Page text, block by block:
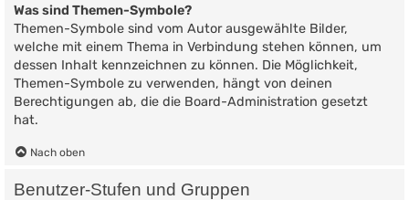
Was sind Themen-Symbole?
Themen-Symbole sind vom Autor ausgewählte Bilder,
welche mit einem Thema in Verbindung stehen können, um
dessen Inhalt kennzeichnen zu können. Die Möglichkeit,
Themen-Symbole zu verwenden, hängt von deinen
Berechtigungen ab, die die Board-Administration gesetzt
hat.
Nach oben
Benutzer-Stufen und Gruppen